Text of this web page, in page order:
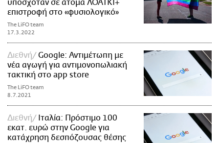
υποσχόταν σε άτομα ΛΟΑΤΚΙ+
επιστροφή στο «φυσιολογικό»
The LiFO team
17.3.2022
Διεθνή
Google: Αντιμέτωπη με
νέα αγωγή για αντιμονοπωλιακή
τακτική στο app store
The LiFO team
8.7.2021
Διεθνή
Ιταλία: Πρόστιμο 100
εκατ. ευρώ στην Google για
κατάχρηση δεσπόζουσας θέσης